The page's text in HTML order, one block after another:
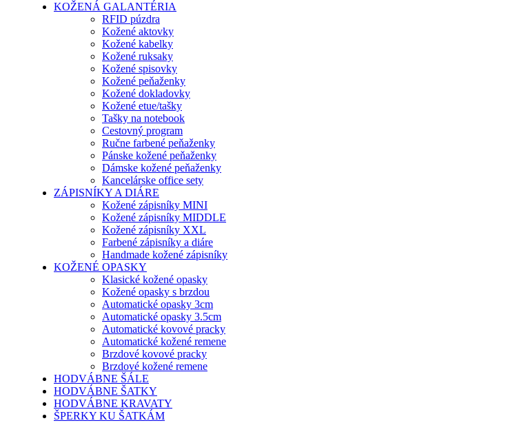
KOŽENÁ GALANTÉRIA
RFID púzdra
Kožené aktovky
Kožené kabelky
Kožené ruksaky
Kožené spisovky
Kožené peňaženky
Kožené dokladovky
Kožené etue/tašky
Tašky na notebook
Cestovný program
Ručne farbené peňaženky
Pánske kožené peňaženky
Dámske kožené peňaženky
Kancelárske office sety
ZÁPISNÍKY A DIÁRE
Kožené zápisníky MINI
Kožené zápisníky MIDDLE
Kožené zápisníky XXL
Farbené zápisníky a diáre
Handmade kožené zápisníky
KOŽENÉ OPASKY
Klasické kožené opasky
Kožené opasky s brzdou
Automatické opasky 3cm
Automatické opasky 3.5cm
Automatické kovové pracky
Automatické kožené remene
Brzdové kovové pracky
Brzdové kožené remene
HODVÁBNE ŠÁLE
HODVÁBNE ŠATKY
HODVÁBNE KRAVATY
ŠPERKY KU ŠATKÁM